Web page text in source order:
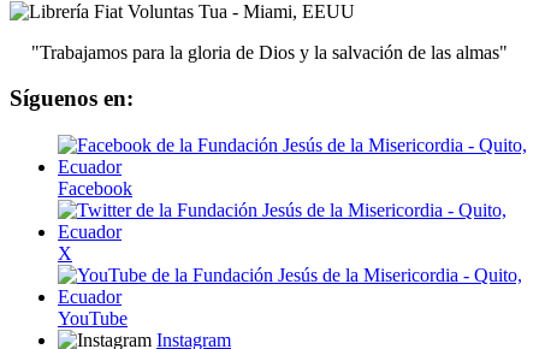
"Trabajamos para la gloria de Dios y la salvación de las almas"
Síguenos en:
Facebook
X
YouTube
Instagram